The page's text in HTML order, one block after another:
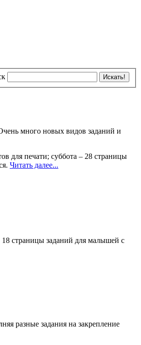
много новых видов заданий и
для печати; суббота – 28 страницы
Читать далее...
страницы заданий для малышей с
разные задания на закрепление